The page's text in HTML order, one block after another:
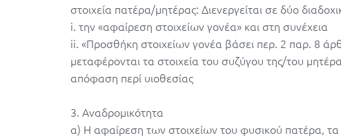
στοιχεία πατέρα/μητέρας: Διενεργείται σε δύο
i. την «αφαίρεση στοιχείων γονέα» και στη συνέχεια
ii. «Προσθήκη στοιχείων γονέα βάσει περ. 2 παρ. 8
μεταφέρονται τα στοιχεία του συζύγου της/του
απόφαση περί υιοθεσίας
3. Αναδρομικότητα
α) Η αφαίρεση των στοιχείων του φυσικού πατέρα,